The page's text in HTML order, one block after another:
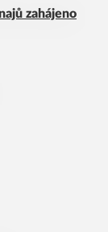
zahájeno